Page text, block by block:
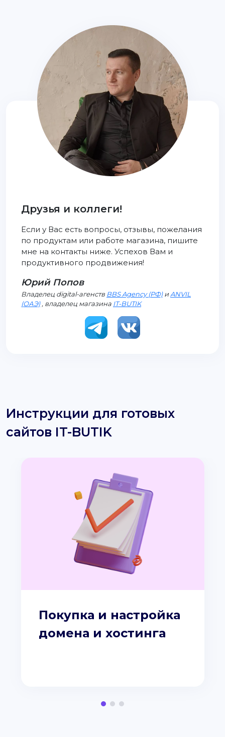
Друзья и коллеги!
Если у Вас есть вопросы, отзывы, пожелания
по продуктам или работе магазина, пишите
мне на контакты ниже. Успехов Вам и
продуктивного продвижения!
Юрий Попов
Владелец digital-агенств BBS Agency (РФ)иANVIL
(ОАЭ), владелец магазина IT-BUTIK
Инструкции для готовых
сайтов IT-BUTIK
Покупка и настройка
домена и хостинга